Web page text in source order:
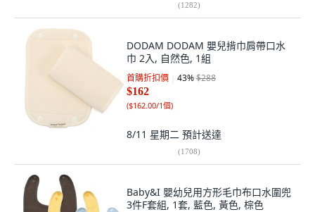
(1282)
DODAM DODAM 嬰兒揹巾肩帶口水
巾 2入, 自然色, 1組
首購折扣價 43%$288
$162
($162.00/1個)
8/11 星期二 預計送達
(1708)
Baby&I 嬰幼兒用方形毛巾布口水圍兜
3件F套組, 1套, 藍色, 黃色, 棕色